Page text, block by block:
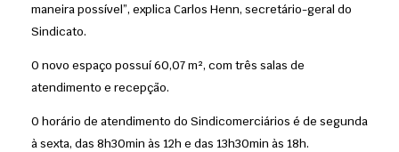
maneira possível”, explica Carlos Henn, secretário-geral do
Sindicato.
O novo espaço possuí 60,07 m², com três salas de
atendimento e recepção.
O horário de atendimento do Sindicomerciários é de segunda
à sexta, das 8h30min às 12h e das 13h30min às 18h.